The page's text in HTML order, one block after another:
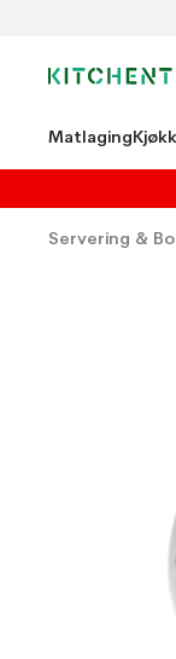
Matlaging
Servering &